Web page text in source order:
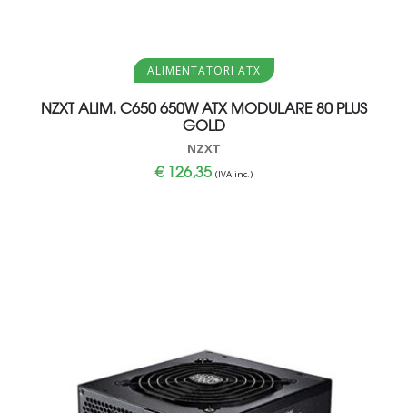
Aggiungi al carrello
ALIMENTATORI ATX
NZXT ALIM. C650 650W ATX MODULARE 80 PLUS
GOLD
NZXT
€126,35 (IVA inc.)